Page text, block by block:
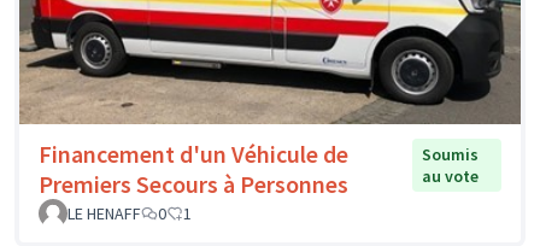
Financement d'un Véhicule de
Premiers Secours à Personnes
Soumis
au vote
LE HENAFF
0 1